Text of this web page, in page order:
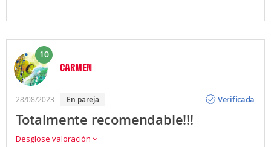
10
CARMEN
28/08/2023 En pareja
Verificada
Totalmente recomendable!!!
Desglose valoración